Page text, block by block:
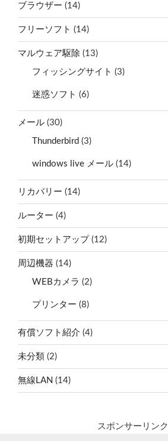
ブラウザー (14)
フリーソフト (14)
マルウェア駆除 (13)
フィッシングサイト (3)
迷惑ソフト (6)
メール (30)
Thunderbird (3)
windows live メール (14)
リカバリー (14)
ルーター (4)
初期セットアップ(12)
周辺機器 (14)
WEBカメラ (2)
プリンター (8)
有償ソフト紹介 (4)
未分類 (2)
無線LAN (14)
スポンサーリンク